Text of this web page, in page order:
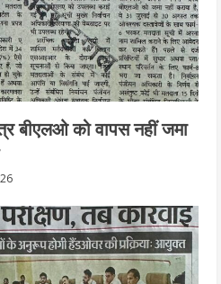
बीएलओ को वापस नहीं जमा